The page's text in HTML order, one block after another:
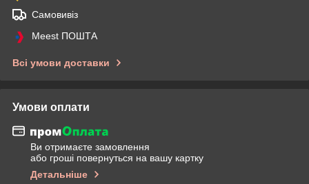
Самовивіз
Meest ПОШТА
Всі умови доставки
Умови оплати
Ви отримаєте замовлення
або гроші повернуться на вашу картку
Детальніше